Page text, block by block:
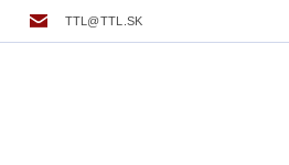
TTL@TTL.SK